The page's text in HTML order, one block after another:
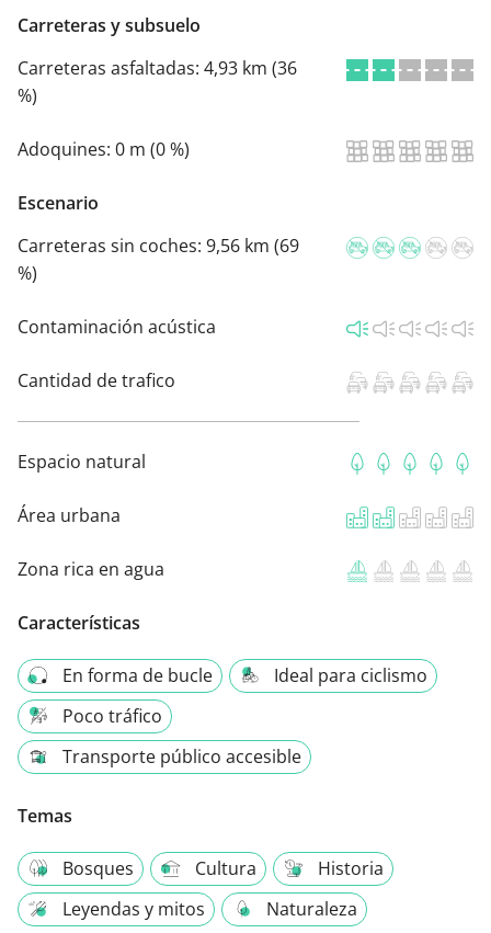
Carreteras y subsuelo
Carreteras asfaltadas: 4,93 km (36
%)
Adoquines: 0 m (0 %)
Escenario
Carreteras sin coches: 9,56 km (69
%)
Contaminación acústica
Cantidad de trafico
Espacio natural
Área urbana
Zona rica en agua
Características
En forma de bucle
Ideal para ciclismo
Poco tráfico
Transporte público accesible
Temas
Bosques Cultura
Historia
Leyendas y mitos
Naturaleza